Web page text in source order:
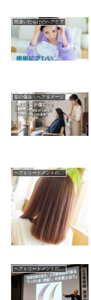
間違いだらけのヘアケア
髪の傷み・ヘアダメージ
ヘアトリートメントの真実
ヘアトリートメントの真実